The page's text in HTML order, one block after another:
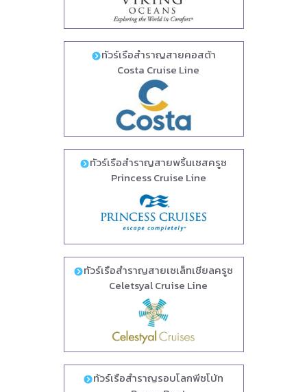
ทัวร์เรือสำราญสายคอสต้า
Costa Cruise Line
ทัวร์เรือสำราญสายพริ้นเซสครูซ
Princess Cruise Line
ทัวร์เรือสำราญสายเซเล็ทเชียลครูซ
Celetsyal Cruise Line
ทัวร์เรือสำราญรอบโลกพีซโบ้ท